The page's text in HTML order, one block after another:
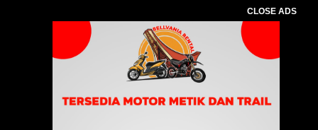
CLOSE ADS